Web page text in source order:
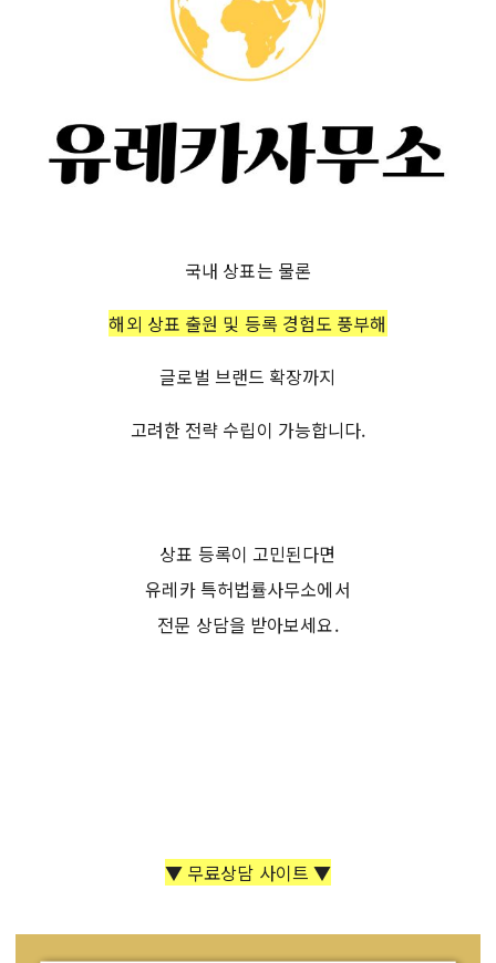
국내 상표는 물론
해외 상표 출원 및 등록 경험도 풍부해
글로벌 브랜드 확장까지
고려한 전략 수립이 가능합니다.
상표 등록이 고민된다면
유레카 특허법률사무소에서
전문 상담을 받아보세요.
▼ 무료상담 사이트 ▼